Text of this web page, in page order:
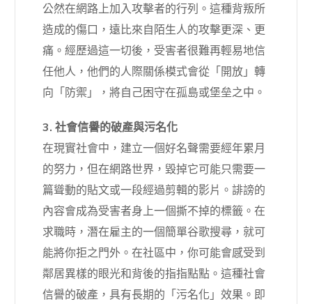
公然在網路上加入攻擊者的行列。這種背叛所
造成的傷口，遠比來自陌生人的攻擊更深、更
痛。經歷過這一切後，受害者很難再輕易地信
任他人，他們的人際關係模式會從「開放」轉
向「防禦」，將自己困守在孤島或堡垒之中。
3. 社會信譽的破產與污名化
在現實社會中，建立一個好名聲需要經年累月
的努力，但在網路世界，毀掉它可能只需要一
篇聳動的貼文或一段經過剪輯的影片。誹謗的
內容會成為受害者身上一個撕不掉的標籤。在
求職時，潛在雇主的一個簡單谷歌搜尋，就可
能將你拒之門外。在社區中，你可能會感受到
鄰居異樣的眼光和背後的指指點點。這種社會
信譽的破產，具有長期的「污名化」效果。即